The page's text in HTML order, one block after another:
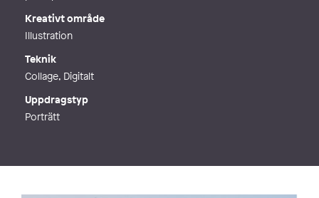
Kreativt område
Illustration
Teknik
Collage, Digitalt
Uppdragstyp
Porträtt